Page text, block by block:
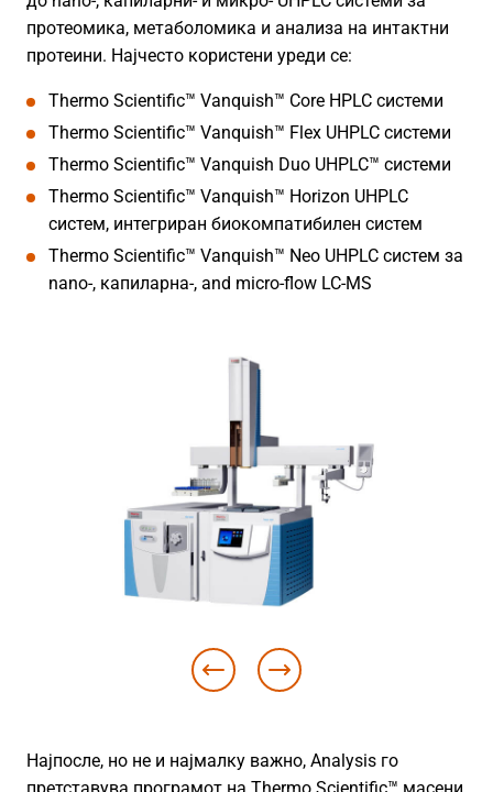
протеомика, метаболомика и анализа на интактни
протеини. Најчесто користени уреди се:
Thermo Scientific™ Vanquish™ Core HPLC системи
Thermo Scientific™ Vanquish™ Flex UHPLC системи
Thermo Scientific™ Vanquish Duo UHPLC™ системи
Thermo Scientific™ Vanquish™ Horizon UHPLC
систем, интегриран биокомпатибилен систем
Thermo Scientific™ Vanquish™ Neo UHPLC систем за
nano-, капиларна-, and micro-flow LC-MS
Најпосле, но не и најмалку важно, Analysis го